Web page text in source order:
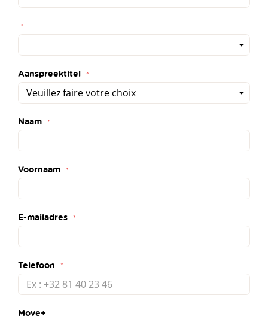
Aanspreektitel
Naam
Voornaam
E-mailadres
Telefoon
Move+